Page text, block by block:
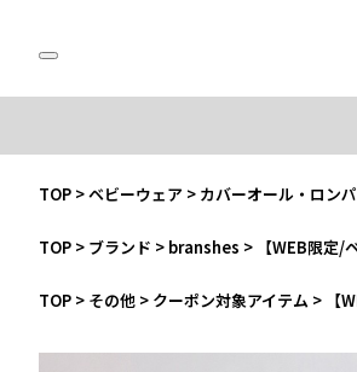
TOP >ベビーウェア > カバーオール・ロン
TOP > ブランド > branshes > 【WEB限定
TOP > その他 > クーポン対象アイテム > 【